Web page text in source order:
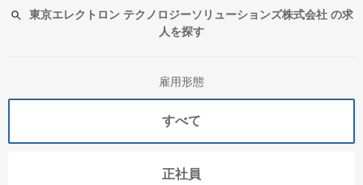
東京エレクトロン テクノロジーソリューションズ株式会社 の求
人を探す
雇用形態
すべて
正社員